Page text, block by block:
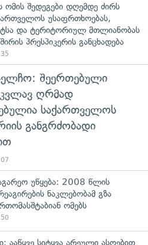
შედეგები დღემდე ძირს
უსაფრთხოებას,
და ტერიტორიულ მთლიანობას
პრესპიკერის განცხადება
შეერთებული
კვლავ ღრმად
საქართველოს
განგრძობადი
უწყება: 2008 წლის
ნაკლებობამ გზა
ომებს
ააწყვე სიტყვა არეული ასოებით